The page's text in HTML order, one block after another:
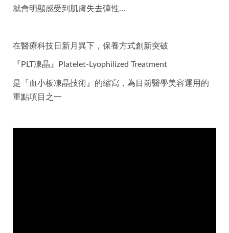
就會明顯感受到肌膚失去彈性…
在醫療科技日新月異下，保養方式創新突破
『PLT凍晶』Platelet-Lyophilized Treatment
是『血小板凍晶技術』的縮寫，為目前醫學美容運用的
重點項目之一